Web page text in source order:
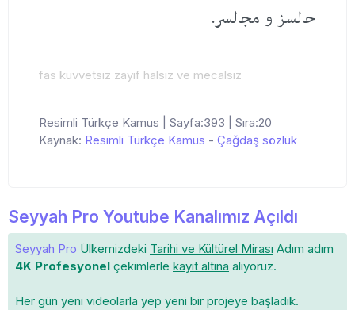
حالسز و مجالسر.
fas kuvvetsiz zayıf halsız ve mecalsız
Resimli Türkçe Kamus | Sayfa:393 | Sıra:20
Kaynak: Resimli Türkçe Kamus - Çağdaş sözlük
Seyyah Pro Youtube Kanalımız Açıldı
Seyyah Pro Ülkemizdeki Tarihi ve Kültürel Mirası Adım adım
4K Profesyonel çekimlerle kayıt altına alıyoruz.
Her gün yeni videolarla yep yeni bir projeye başladık.